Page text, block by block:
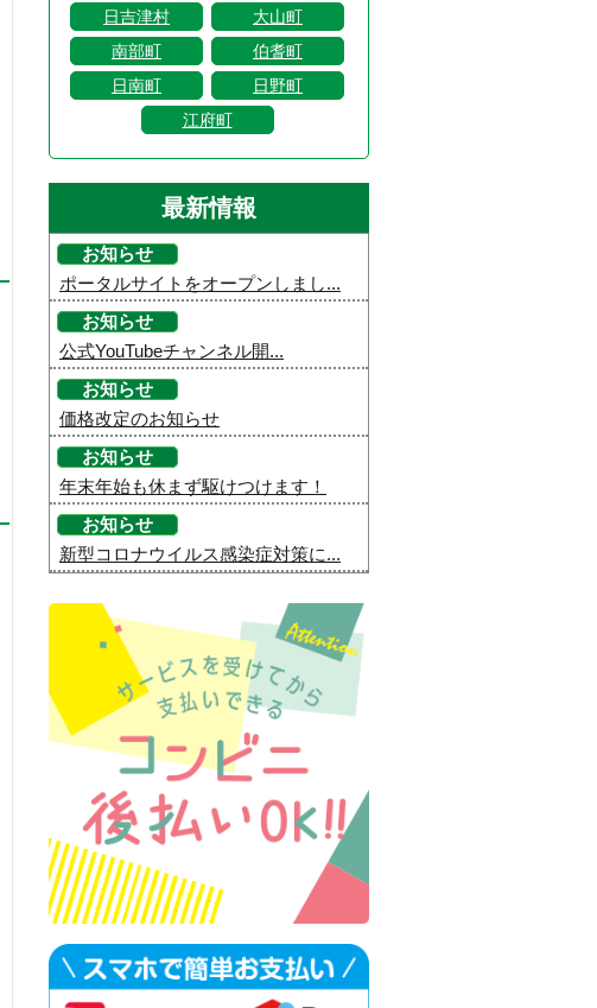
日吉津村
大山町
南部町
伯耆町
日南町
日野町
江府町
最新情報
お知らせ
ポータルサイトをオープンしまし...
お知らせ
公式YouTubeチャンネル開...
お知らせ
価格改定のお知らせ
お知らせ
年末年始も休まず駆けつけます！
お知らせ
新型コロナウイルス感染症対策に...